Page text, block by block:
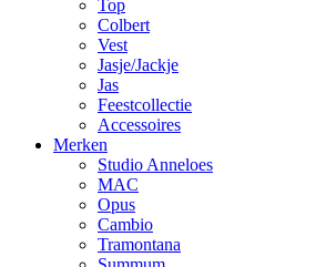
Top
Colbert
Vest
Jasje/Jackje
Jas
Feestcollectie
Accessoires
Merken
Studio Anneloes
MAC
Opus
Cambio
Tramontana